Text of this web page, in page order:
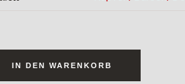
IN DEN WARENKORB